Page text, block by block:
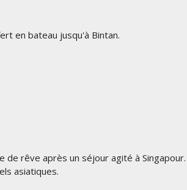
en bateau jusqu'à Bintan.
rêve après un séjour agité à Singapour.
asiatiques.